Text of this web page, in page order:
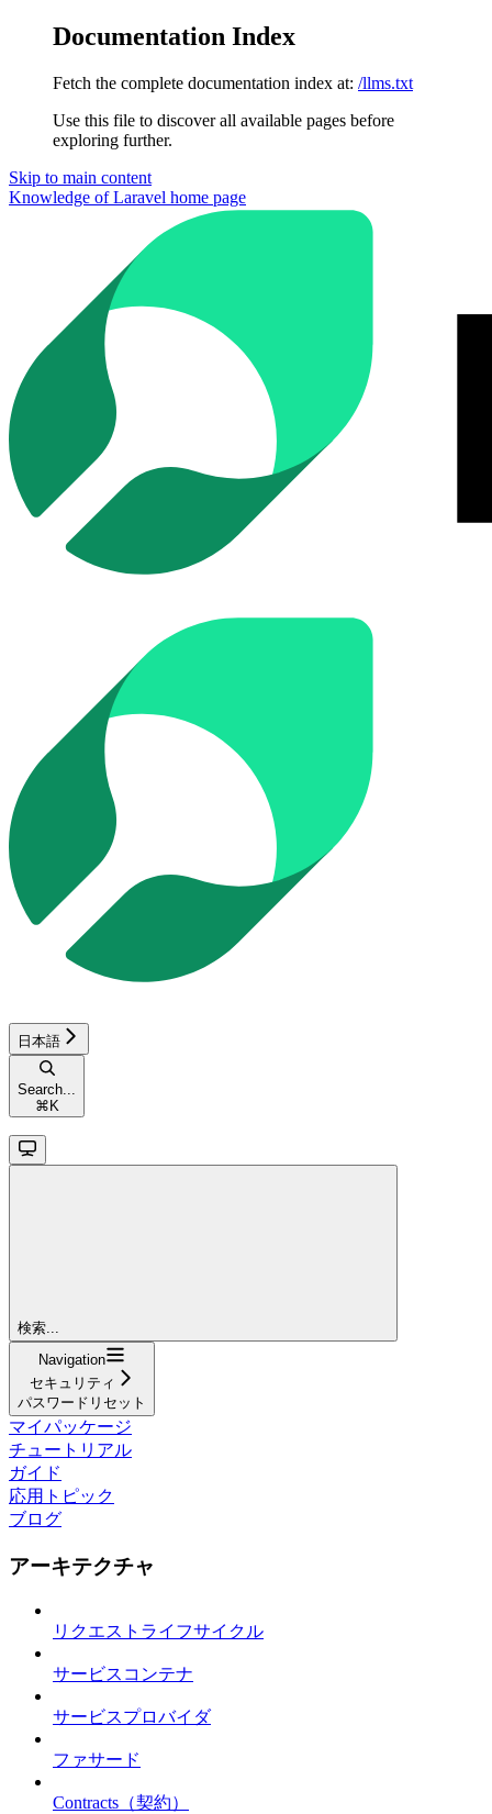
Documentation Index
Fetch the complete documentation index at: /llms.txt
Use this file to discover all available pages before
exploring further.
Skip to main content
Knowledge of Laravel home page
日本語
Search...
⌘ K
検索...
Navigation
セキュリティ
パスワードリセット
マイパッケージ
チュートリアル
ガイド
応用トピック
ブログ
アーキテクチャ
リクエストライフサイクル
サービスコンテナ
サービスプロバイダ
ファサード
Contracts（契約）